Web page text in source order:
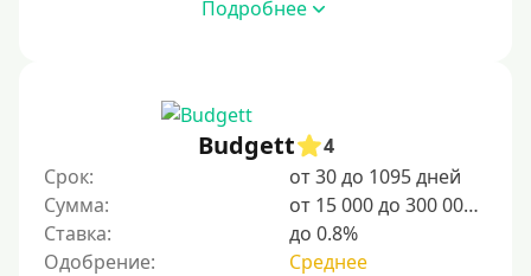
Подробнее
Budgett
4
Срок:
от 30 до 1095 дней
Сумма:
от 15 000 до 300 000 ₽
Ставка:
до 0.8%
Одобрение:
Среднее